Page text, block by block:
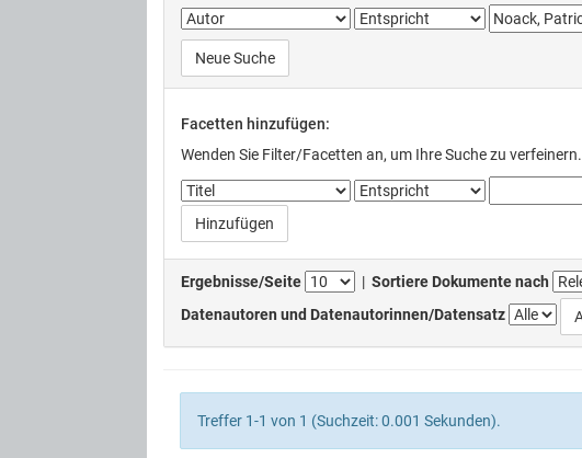
Neue Suche
Facetten hinzufügen:
Wenden Sie Filter/Facetten an, um Ihre Suche zu verfeinern.
Ergebnisse/Seite |Sortiere Dokumente nach
Datenautoren und Datenautorinnen/Datensatz
Treffer 1-1 von 1 (Suchzeit: 0.001 Sekunden).